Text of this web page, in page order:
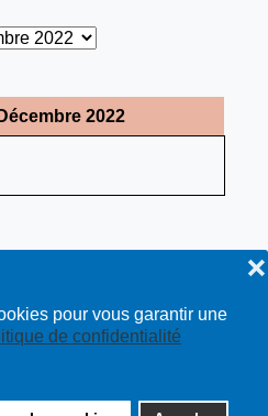
pour vous garantir une
de confidentialité
❌
2022
- tous droits réservés | site :